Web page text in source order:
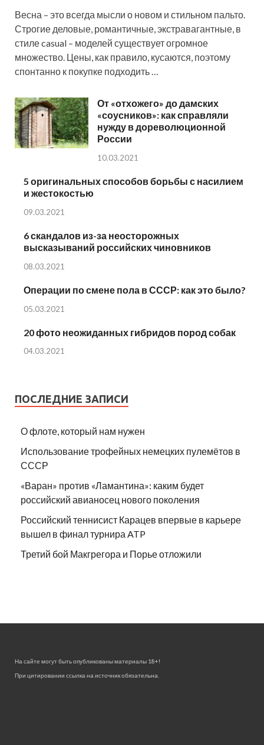
Весна – это всегда мысли о новом и стильном пальто.
Строгие деловые, романтичные, экстравагантные, в
стиле casual – моделей существует огромное
множество. Цены, как правило, кусаются, поэтому
спонтанно к покупке подходить …
От «отхожего» до дамских
«соусников»: как справляли
нужду в дореволюционной
России
10.03.2021
5 оригинальных способов борьбы с насилием
и жестокостью
09.03.2021
6 скандалов из-за неосторожных
высказываний российских чиновников
08.03.2021
Операции по смене пола в СССР: как это было?
05.03.2021
20 фото неожиданных гибридов пород собак
04.03.2021
ПОСЛЕДНИЕ ЗАПИСИ
О флоте, который нам нужен
Использование трофейных немецких пулемётов в
СССР
«Варан» против «Ламантина»: каким будет
российский авианосец нового поколения
Российский теннисист Карацев впервые в карьере
вышел в финал турнира ATP
Третий бой Макгрегора и Порье отложили
На сайте могут быть опубликованы материалы 18+!
При цитировании ссылка на источник обязательна.